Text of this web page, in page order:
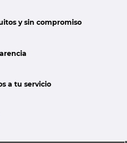
y sin compromiso
a tu servicio